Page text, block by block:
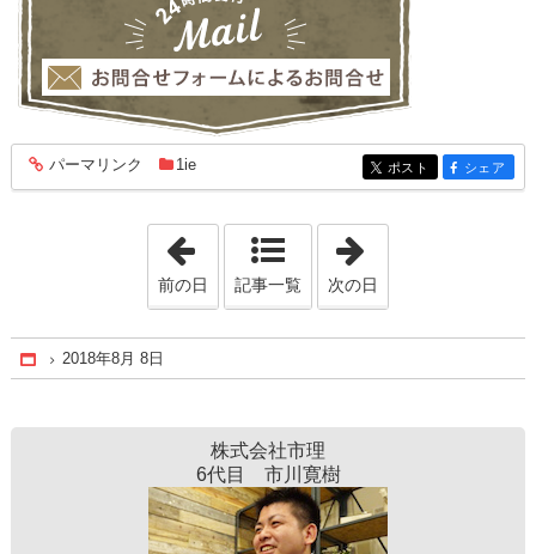
entry1944
パーマリンク 1ie entry1944
ポスト entry1944
シェア
「2018年8月 1日」
前の日 記事一覧 次の日
Home
2018年8月 8日
株式会社市理
6代目 市川寛樹